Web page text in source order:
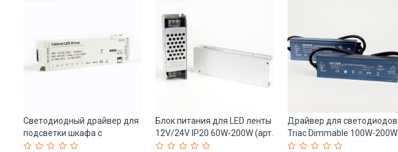
Светодиодный драйвер для
подсветки шкафа с
датчиком движения (арт. 25-
Блок питания для LED ленты
12V/24V IP20 60W-200W (арт.
25-19085163)
Драйвер для светодиодов
Triac Dimmable 100W-200W
0-10V (арт. 25-19085205)